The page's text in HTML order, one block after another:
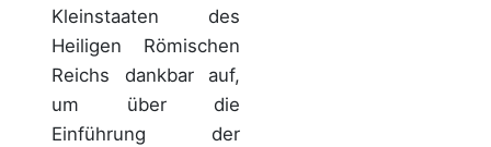
Kleinstaaten des
Heiligen Römischen
Reichs dankbar auf,
um über die
Einführung der